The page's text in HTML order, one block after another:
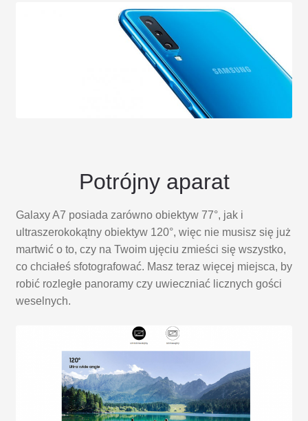
Potrójny aparat
Galaxy A7 posiada zarówno obiektyw 77°, jak i
ultraszerokokątny obiektyw 120°, więc nie musisz się już
martwić o to, czy na Twoim ujęciu zmieści się wszystko,
co chciałeś sfotografować. Masz teraz więcej miejsca, by
robić rozległe panoramy czy uwieczniać licznych gości
weselnych.